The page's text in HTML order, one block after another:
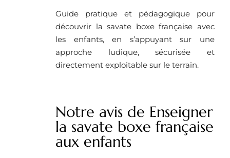
Guide pratique et pédagogique pour
découvrir la savate boxe française avec
les enfants, en s’appuyant sur une
approche ludique, sécurisée et
directement exploitable sur le terrain.
Notre avis de Enseigner
la savate boxe française
aux enfants